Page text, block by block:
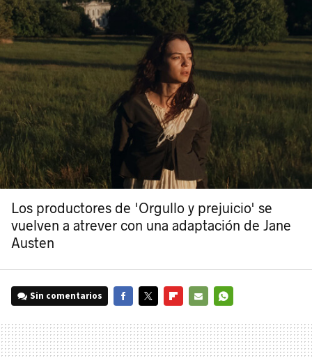
Los productores de 'Orgullo y prejuicio' se
vuelven a atrever con una adaptación de Jane
Austen
Sin comentarios
MAIL